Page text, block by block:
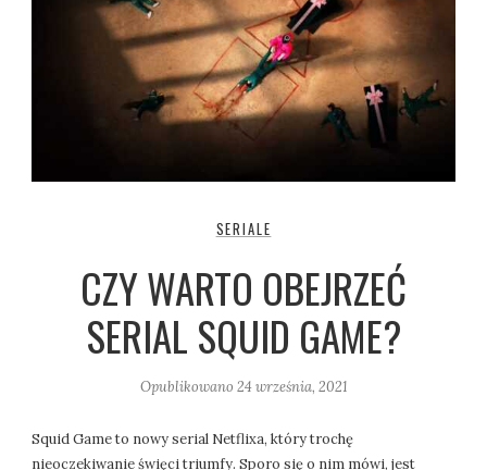
SERIALE
CZY WARTO OBEJRZEĆ
SERIAL SQUID GAME?
Opublikowano 24 września, 2021
Squid Game to nowy serial Netflixa, który trochę
nieoczekiwanie święci triumfy. Sporo się o nim mówi, jest